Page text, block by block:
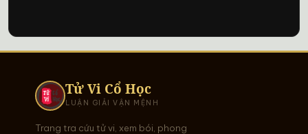
Tử Vi Cổ Học
LUẬN GIẢI VẬN MỆNH
Trang tra cứu tử vi, xem bói, phong